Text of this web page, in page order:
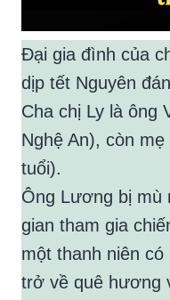
Đại gia đình của
dịp tết Nguyên đán
Cha chị Ly là ông
Nghệ An), còn
tuổi).
Ông Lương bị mù
gian tham gia
một thanh niên
trở về quê hương